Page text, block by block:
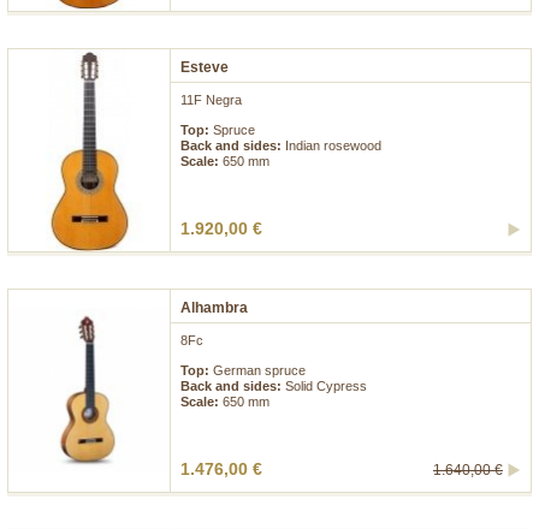
Esteve
11F Negra
Top: Spruce
Back and sides: Indian rosewood
Scale: 650 mm
1.920,00 €
Alhambra
8Fc
Top: German spruce
Back and sides: Solid Cypress
Scale: 650 mm
1.640,00 €
1.476,00 €